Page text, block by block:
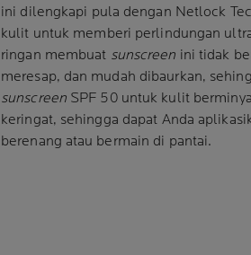
ini dilengkapi pula dengan Netlock
kulit untuk memberi perlindungan
ringan membuat sunscreen ini tidak
meresap, dan mudah dibaurkan,
sunscreenSPF 50 untuk kulit
keringat, sehingga dapat Anda
berenang atau bermain di pantai.